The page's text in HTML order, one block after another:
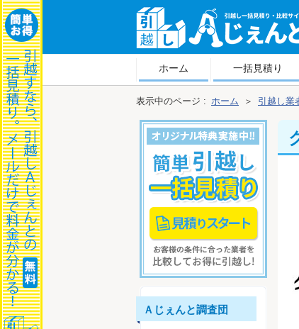
越しＡじぇんと
ホーム 一括見積り
表示中のページ : ホーム ＞ 引越し業
Ａじぇんと調査団